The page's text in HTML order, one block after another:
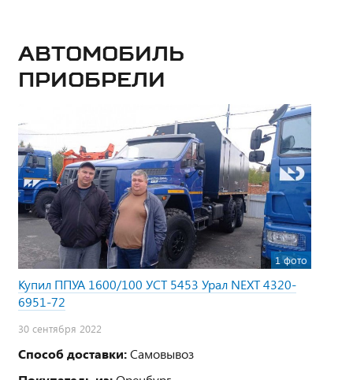
Автомобиль
приобрели
1 фото
Купил ППУА 1600/100 УСТ 5453 Урал NEXT 4320-
6951-72
30 сентября 2022
Способ доставки:Самовывоз